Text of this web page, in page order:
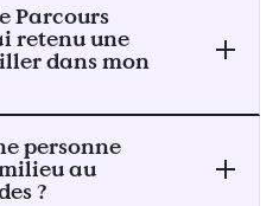
Parcours
retenu une
dans mon
personne
au
?